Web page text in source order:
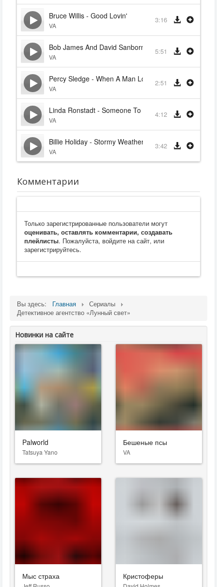
Bruce Willis - Good Lovin'
VA
3:16
Bob James And David Sanborn - Since I Fell For You
VA
5:51
Percy Sledge - When A Man Loves A Woman
VA
2:51
Linda Ronstadt - Someone To Watch Over Me
VA
4:12
Billie Holiday - Stormy Weather
VA
3:42
Комментарии
Только зарегистрированные пользователи могут
оценивать, оставлять комментарии, создавать
плейлисты. Пожалуйста, войдите на сайт, или
зарегистрируйтесь.
Вы здесь: Главная
Сериалы
Детективное агентство «Лунный свет»
Новинки на сайте
Palworld
Tatsuya Yano
Бешеные псы
VA
Мыс страха Кристоферы